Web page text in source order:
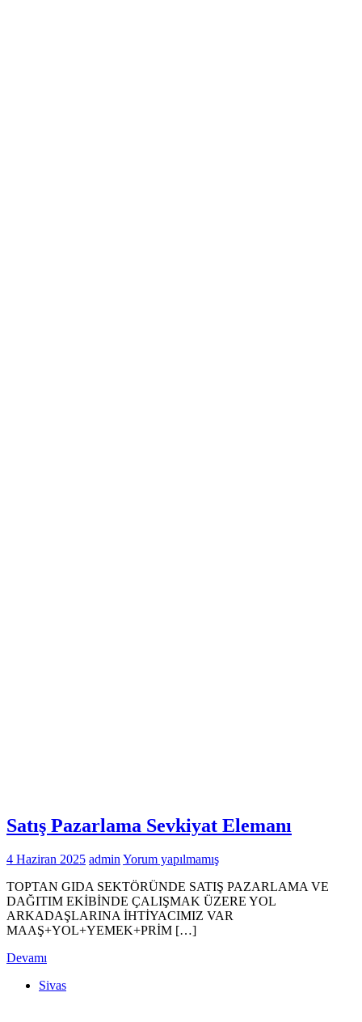
Satış Pazarlama Sevkiyat Elemanı
4 Haziran 2025 adminYorum yapılmamış
TOPTAN GIDA SEKTÖRÜNDE SATIŞ PAZARLAMA VE
DAĞITIM EKİBİNDE ÇALIŞMAK ÜZERE YOL
ARKADAŞLARINA İHTİYACIMIZ VAR
MAAŞ+YOL+YEMEK+PRİM […]
Devamı
Sivas